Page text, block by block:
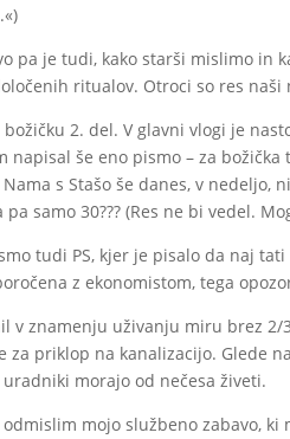
pa je tudi, kako starši mislimo in
ritualov. Otroci so res
božičku 2. del. V glavni vlogi je
napisal še eno pismo – za
Nama s Stašo še danes, v
samo 30??? (Res ne bi vedel.
tudi PS, kjer je pisalo da naj
z ekonomistom, tega
v znamenju uživanju miru brez
za priklop na kanalizacijo. Glede
morajo od nečesa živeti.
odmislim mojo službeno zabavo,